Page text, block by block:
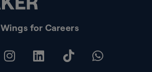
Wings for Careers